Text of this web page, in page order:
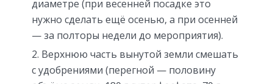
диаметре (при весенней посадке это
нужно сделать ещё осенью, а при осенней
— за полторы недели до мероприятия).
Верхнюю часть вынутой земли смешать
с удобрениями (перегной — половину